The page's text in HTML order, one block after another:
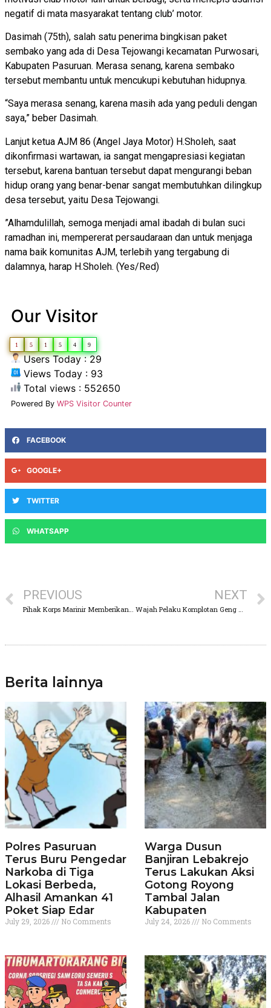
negatif di mata masyarakat tentang club’ motor.
Dasimah (75th), salah satu penerima bingkisan paket
sembako yang ada di Desa Tejowangi kecamatan Purwosari,
Kabupaten Pasuruan. Merasa senang, karena sembako
tersebut membantu untuk mencukupi kebutuhan hidupnya.
“Saya merasa senang, karena masih ada yang peduli dengan
saya,” beber Dasimah.
Lanjut ketua AJM 86 (Angel Jaya Motor) H.Sholeh, saat
dikonfirmasi wartawan, ia sangat mengapresiasi kegiatan
tersebut, karena bantuan tersebut dapat mengurangi beban
hidup orang yang benar-benar sangat membutuhkan dilingkup
desa tersebut, yaitu Desa Tejowangi.
”Alhamdulillah, semoga menjadi amal ibadah di bulan suci
ramadhan ini, mempererat persaudaraan dan untuk menjaga
nama baik komunitas AJM, terlebih yang tergabung di
dalamnya, harap H.Sholeh. (Yes/Red)
Our Visitor
1 5 1 5 4 9
Users Today : 29
Views Today : 93
Total views : 552650
Powered By WPS Visitor Counter
FACEBOOK
GOOGLE+
TWITTER
WHATSAPP
PREVIOUS NEXT
Berita lainnya
Polres Pasuruan
Terus Buru Pengedar
Narkoba di Tiga
Lokasi Berbeda,
Alhasil Amankan 41
Poket Siap Edar
July 29, 2026 No Comments
Warga Dusun
Banjiran Lebakrejo
Terus Lakukan Aksi
Gotong Royong
Tambal Jalan
Kabupaten
July 24, 2026 No Comments